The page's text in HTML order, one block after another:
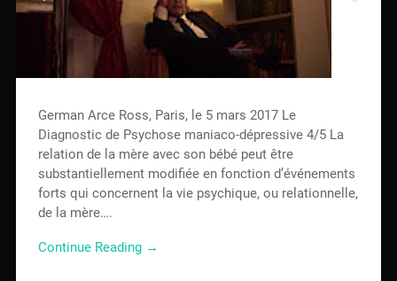
German Arce Ross, Paris, le 5 mars 2017 Le
Diagnostic de Psychose maniaco-dépressive 4/5 La
relation de la mère avec son bébé peut être
substantiellement modifiée en fonction d’événements
forts qui concernent la vie psychique, ou relationnelle,
de la mère….
Continue Reading →